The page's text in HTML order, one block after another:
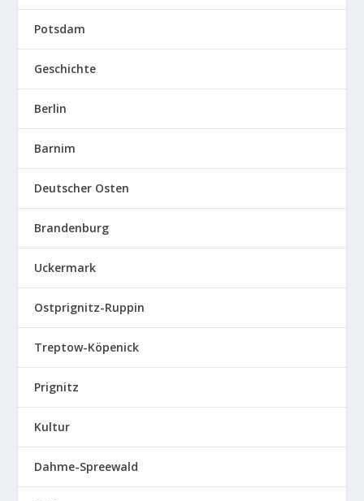
Potsdam
Geschichte
Berlin
Barnim
Deutscher Osten
Brandenburg
Uckermark
Ostprignitz-Ruppin
Treptow-Köpenick
Prignitz
Kultur
Dahme-Spreewald